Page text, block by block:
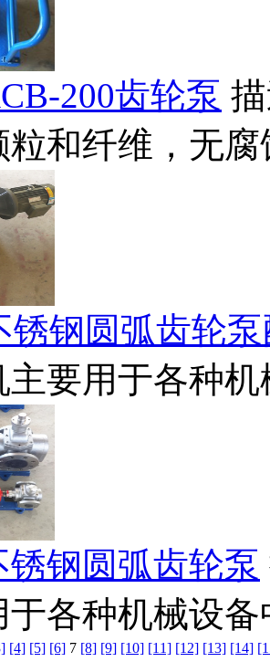
200齿轮泵
粒和纤维，无
锈钢圆弧齿轮
主要用于各种
锈钢圆弧齿轮泵
于各种机械设
[4] [5] [6] 7 [8] [9] [10] [11] [12] [13] [14]